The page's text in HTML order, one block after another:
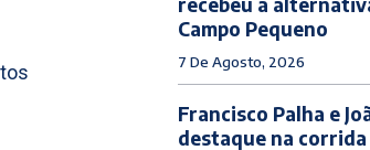
recebeu a
Campo Pequeno
7 De Agosto, 2026
Francisco Palha e
destaque na corrida